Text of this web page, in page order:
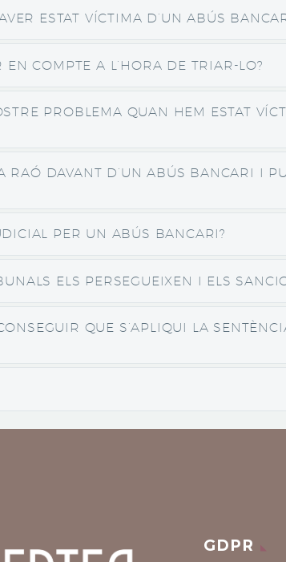
ESTAT VÍCTIMA D’UN ABÚS
COMPTE A L’HORA DE TRIAR-LO?
PROBLEMA QUAN HEM ESTAT
DAVANT D’UN ABÚS BANCARI I
PER UN ABÚS BANCARI?
ELS PERSEGUEIXEN I ELS
QUE S’APLIQUI LA
GDPR